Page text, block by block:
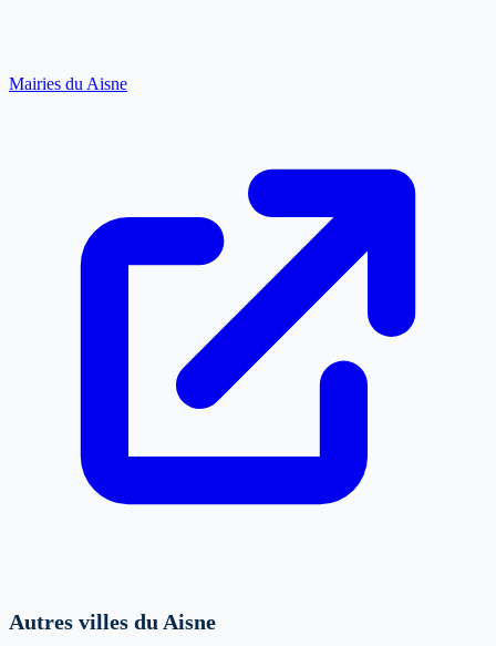
Mairies du Aisne
Autres villes du Aisne